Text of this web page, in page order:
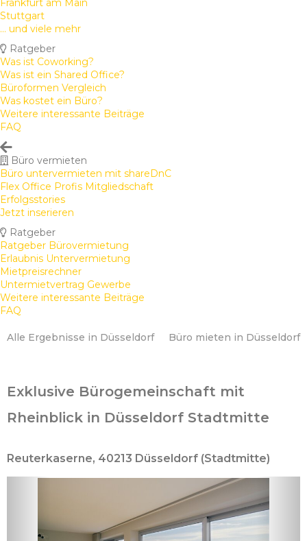
Frankfurt am Main
Stuttgart
... und viele mehr
Ratgeber
Was ist Coworking?
Was ist ein Shared Office?
Büroformen Vergleich
Was kostet ein Büro?
Weitere interessante Beiträge
FAQ
Büro vermieten
Büro untervermieten mit shareDnC
Flex Office Profis Mitgliedschaft
Erfolgsstories
Jetzt inserieren
Ratgeber
Ratgeber Bürovermietung
Erlaubnis Untervermietung
Mietpreisrechner
Untermietvertrag Gewerbe
Weitere interessante Beiträge
FAQ
Alle Ergebnisse in Düsseldorf Büro mieten in Düsseldorf
Exklusive Bürogemeinschaft mit
Rheinblick in Düsseldorf Stadtmitte
Reuterkaserne, 40213 Düsseldorf (Stadtmitte)